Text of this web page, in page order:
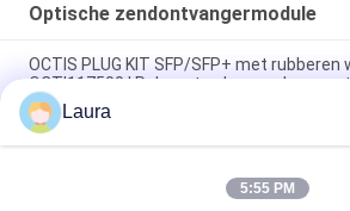
Optische zendontvangermodule
OCTIS PLUG KIT SFP/SFP+ met
OCTI117500 | Robuuste
QDD-400G-FR4-S 400G QSFP-DD-
duplex SMF
QDD-400G-DR4-S 400G QSFP-DD-
Laura
5:55 PM